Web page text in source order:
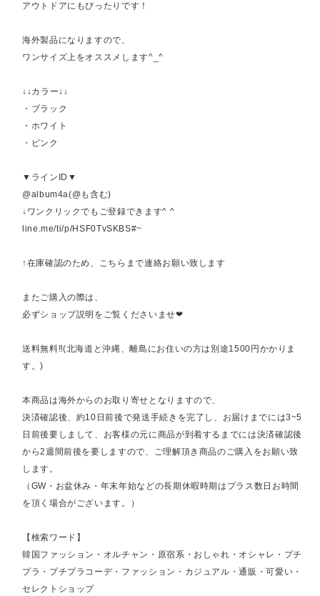
アウトドアにもぴったりです！
海外製品になりますので、
ワンサイズ上をオススメします^_^
↓↓カラー↓↓
・ブラック
・ホワイト
・ピンク
▼ラインID▼
@album4a(@も含む)
↓ワンクリックでもご登録できます^ ^
line.me/ti/p/HSF0TvSKBS#~
↑在庫確認のため、こちらまで連絡お願い致します
またご購入の際は、
必ずショップ説明をご覧くださいませ❤︎
送料無料‼︎(北海道と沖縄、離島にお住いの方は別途1500円かかりま
す。)
本商品は海外からのお取り寄せとなりますので、
決済確認後、約10日前後で発送手続きを完了し、お届けまでには3~5
日前後要しまして、お客様の元に商品が到着するまでには決済確認後
から2週間前後を要しますので、ご理解頂き商品のご購入をお願い致
します。
（GW・お盆休み・年末年始などの長期休暇時期はプラス数日お時間
を頂く場合がございます。）
【検索ワード】
韓国ファッション・オルチャン・原宿系・おしゃれ・オシャレ・プチ
プラ・プチプラコーデ・ファッション・カジュアル・通販・可愛い・
セレクトショップ